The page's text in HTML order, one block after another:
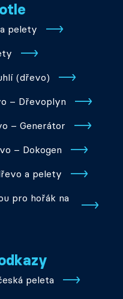
pelety
(dřevo)
– Dřevoplyn
– Generátor
– Dokogen
a pelety
pro hořák na
peleta